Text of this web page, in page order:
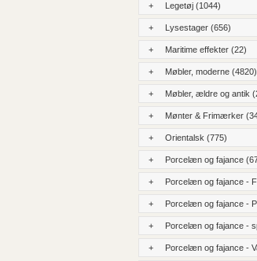
+ Legetøj (1044)
+ Lysestager (656)
+ Maritime effekter (22)
+ Møbler, moderne (4820)
+ Møbler, ældre og antik
+ Mønter & Frimærker
+ Orientalsk (775)
+ Porcelæn og fajance
+ Porcelæn og fajance -
+ Porcelæn og fajance -
+ Porcelæn og fajance -
+ Porcelæn og fajance -